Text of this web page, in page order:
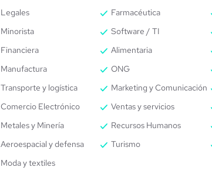
Legales
Farmacéutica
Minorista
Software / TI
Financiera
Alimentaria
Manufactura
ONG
Transporte y logística
Marketing y Comunicación
Comercio Electrónico
Ventas y servicios
Metales y Minería
Recursos Humanos
Aeroespacial y defensa
Turismo
Moda y textiles